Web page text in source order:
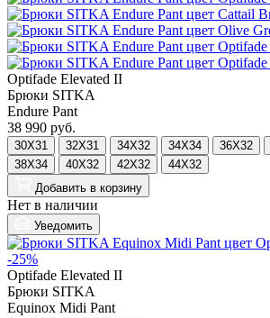
Optifade Elevated II
Брюки SITKA
Endure Pant
38 990 руб.
30X31 32X31 34X32 34X34 36X32
38X34
40X32 42X32
44X32
Добавить в корзину
Нет в наличии
Уведомить
-25%
Optifade Elevated II
Брюки SITKA
Equinox Midi Pant